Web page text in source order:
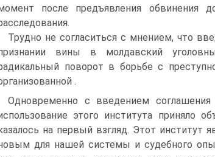
после предъявления обвинения
Трудно не согласиться с мнением, что
вины в молдавский
поворот в борьбе с
.
Одновременно с введением
этого института приняло
на первый взгляд. Этот институт
для нашей системы и судебного